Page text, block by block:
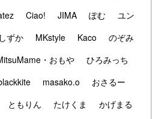
Ciao! JIMA ぽむ
ユン
ずか MKstyle Kaco
のぞみ
・おもや
ひろみっち
masako.o
おさるー
ともりん たけくま
かげまる